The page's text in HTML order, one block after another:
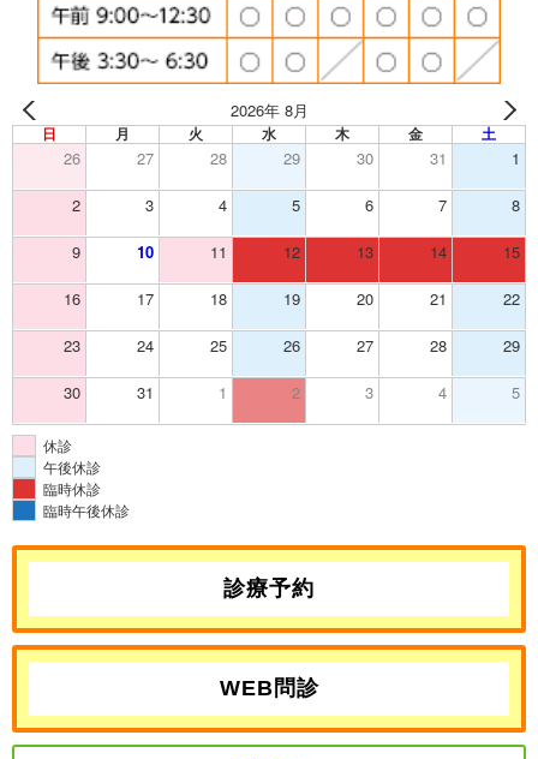
2026年 8月
日 月 火 水 木 金 土
26 27 28 29 30 31 1
2 3 4 5 6 7 8
9 10 11 12 13 14 15
16 17 18 19 20 21 22
23 24 25 26 27 28 29
30 31 1 2 3 4 5
休診
午後休診
臨時休診
臨時午後休診
診療予約
WEB問診